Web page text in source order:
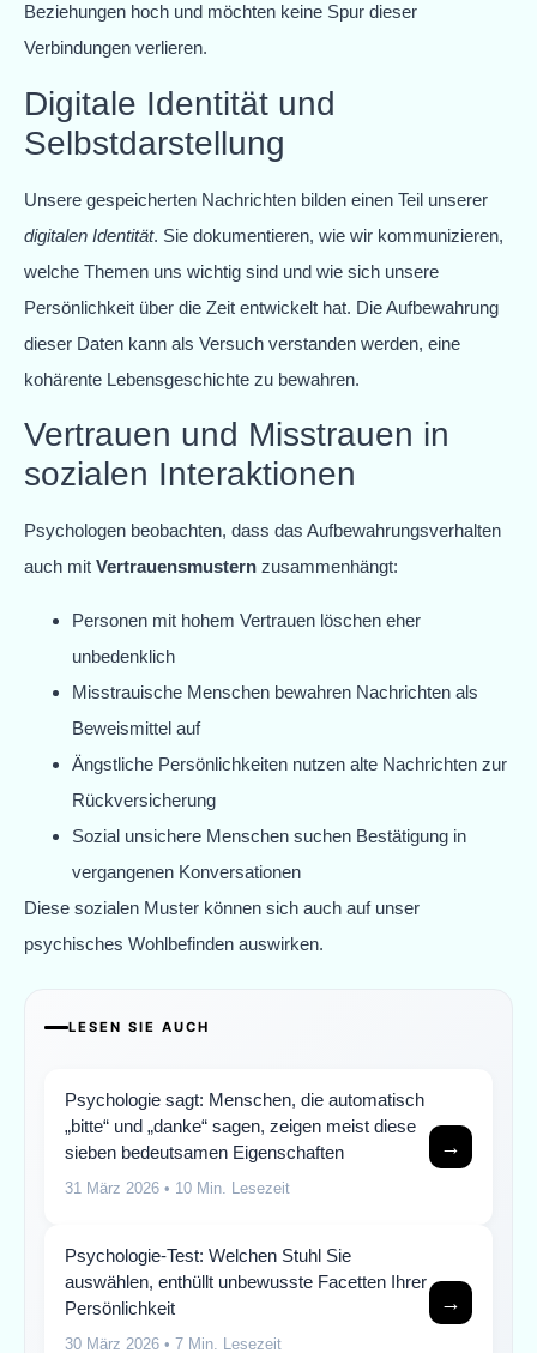
Beziehungen hoch und möchten keine Spur dieser
Verbindungen verlieren.
Digitale Identität und
Selbstdarstellung
Unsere gespeicherten Nachrichten bilden einen Teil unserer
digitalen Identität. Sie dokumentieren, wie wir kommunizieren,
welche Themen uns wichtig sind und wie sich unsere
Persönlichkeit über die Zeit entwickelt hat. Die Aufbewahrung
dieser Daten kann als Versuch verstanden werden, eine
kohärente Lebensgeschichte zu bewahren.
Vertrauen und Misstrauen in
sozialen Interaktionen
Psychologen beobachten, dass das Aufbewahrungsverhalten
auch mit Vertrauensmustern zusammenhängt:
Personen mit hohem Vertrauen löschen eher
unbedenklich
Misstrauische Menschen bewahren Nachrichten als
Beweismittel auf
Ängstliche Persönlichkeiten nutzen alte Nachrichten zur
Rückversicherung
Sozial unsichere Menschen suchen Bestätigung in
vergangenen Konversationen
Diese sozialen Muster können sich auch auf unser
psychisches Wohlbefinden auswirken.
LESEN SIE AUCH
Psychologie sagt: Menschen, die automatisch
„bitte“ und „danke“ sagen, zeigen meist diese
sieben bedeutsamen Eigenschaften
31 März 2026 • 10 Min. Lesezeit
→
Psychologie-Test: Welchen Stuhl Sie
auswählen, enthüllt unbewusste Facetten Ihrer
Persönlichkeit
30 März 2026 • 7 Min. Lesezeit
→